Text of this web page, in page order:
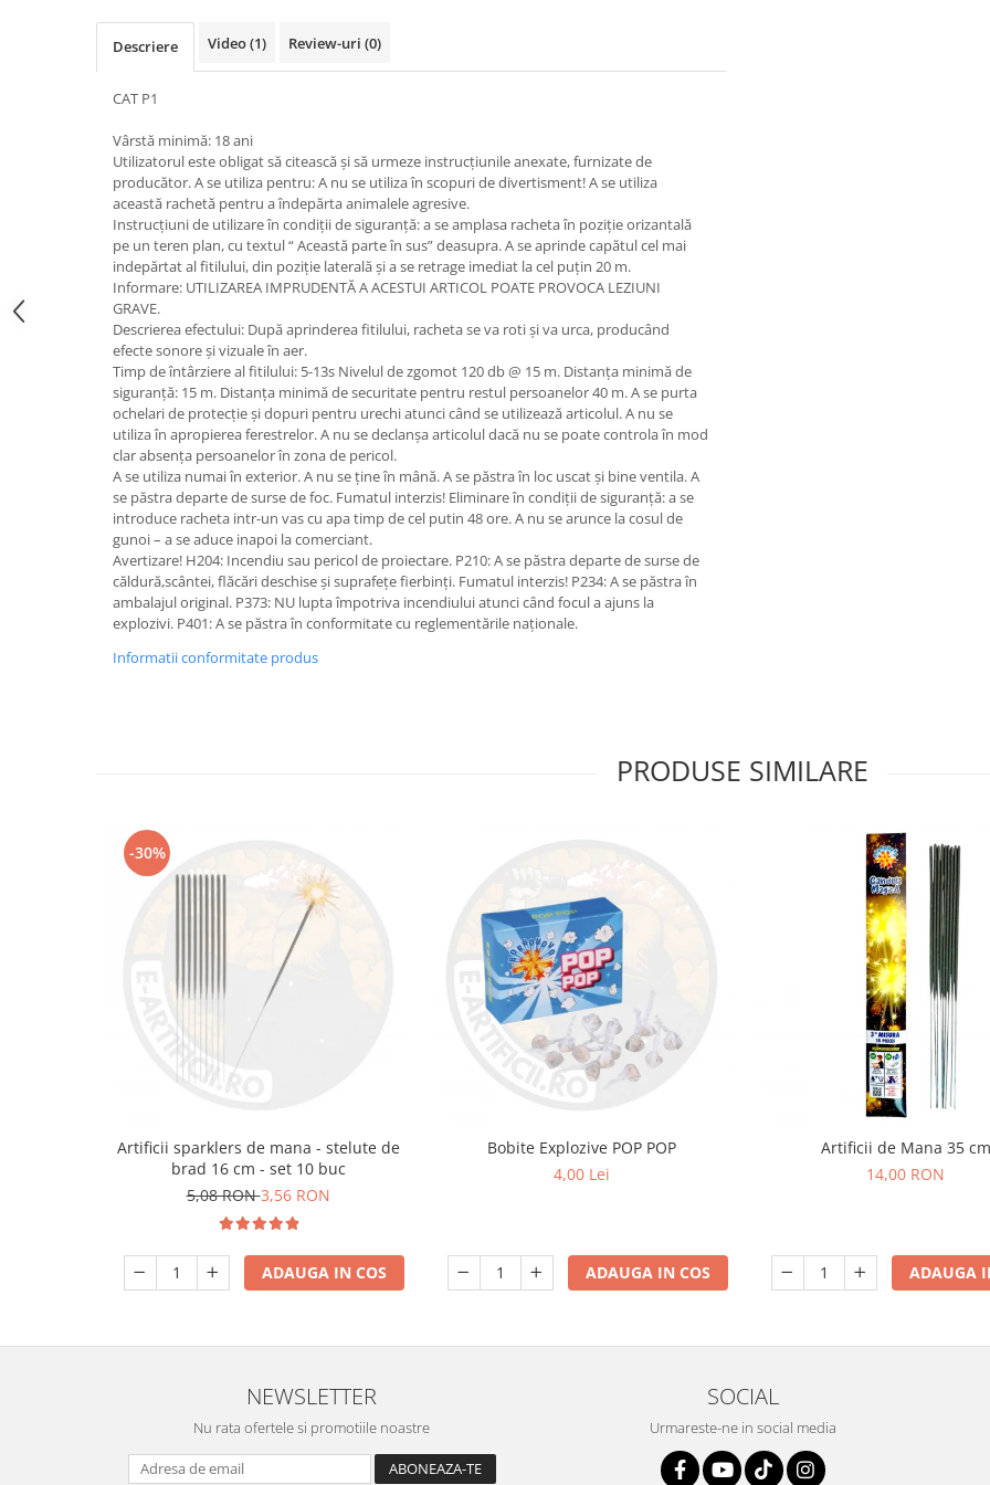
Descriere Video(1) Review-uri (0)
CAT P1
Vârstă minimă: 18 ani
Utilizatorul este obligat să citească și să urmeze instrucțiunile anexate, furnizate de
producător. A se utiliza pentru: A nu se utiliza în scopuri de divertisment! A se utiliza
această rachetă pentru a îndepărta animalele agresive.
Instrucțiuni de utilizare în condiții de siguranță: a se amplasa racheta în poziție orizantală
pe un teren plan, cu textul “ Această parte în sus” deasupra. A se aprinde capătul cel mai
indepărtat al fitilului, din poziție laterală și a se retrage imediat la cel puțin 20 m.
Informare: UTILIZAREA IMPRUDENTĂ A ACESTUI ARTICOL POATE PROVOCA LEZIUNI
GRAVE.
Descrierea efectului: După aprinderea fitilului, racheta se va roti și va urca, producând
efecte sonore și vizuale în aer.
Timp de întârziere al fitilului: 5-13s Nivelul de zgomot 120 db @ 15 m. Distanța minimă de
siguranță: 15 m. Distanța minimă de securitate pentru restul persoanelor 40 m. A se purta
ochelari de protecție și dopuri pentru urechi atunci când se utilizează articolul. A nu se
utiliza în apropierea ferestrelor. A nu se declanșa articolul dacă nu se poate controla în mod
clar absența persoanelor în zona de pericol.
A se utiliza numai în exterior. A nu se ține în mână. A se păstra în loc uscat și bine ventila. A
se păstra departe de surse de foc. Fumatul interzis! Eliminare în condiții de siguranță: a se
introduce racheta intr-un vas cu apa timp de cel putin 48 ore. A nu se arunce la cosul de
gunoi – a se aduce inapoi la comerciant.
Avertizare! H204: Incendiu sau pericol de proiectare. P210: A se păstra departe de surse de
căldură,scântei, flăcări deschise și suprafețe fierbinți. Fumatul interzis! P234: A se păstra în
ambalajul original. P373: NU lupta împotriva incendiului atunci când focul a ajuns la
explozivi. P401: A se păstra în conformitate cu reglementările naționale.
Informatii conformitate produs
PRODUSE SIMILARE
-30%
Artificii sparklers de mana - stelute de
brad 16 cm - set 10 buc
5,08 RON3,56 RON
ADAUGA IN COS
Bobite Explozive POP POP
4,00 Lei
ADAUGA IN COS
Artificii de Mana 35 cm
14,00 RON
ADAUGA
NEWSLETTER
Nu rata ofertele si promotiile noastre
SOCIAL
Urmareste-ne in social media